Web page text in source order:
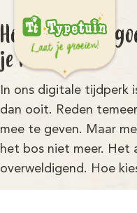
Hoe kies je een
je kind?
In ons digitale tijdperk
dan ooit. Reden
mee te geven. Maar
het bos niet meer. Het
overweldigend. Hoe